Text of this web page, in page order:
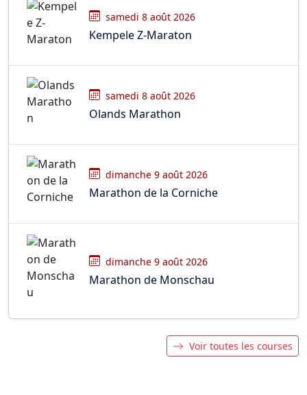
samedi 8 août 2026
Kempele Z-Maraton
samedi 8 août 2026
Olands Marathon
dimanche 9 août 2026
Marathon de la Corniche
dimanche 9 août 2026
Marathon de Monschau
Voir toutes les courses